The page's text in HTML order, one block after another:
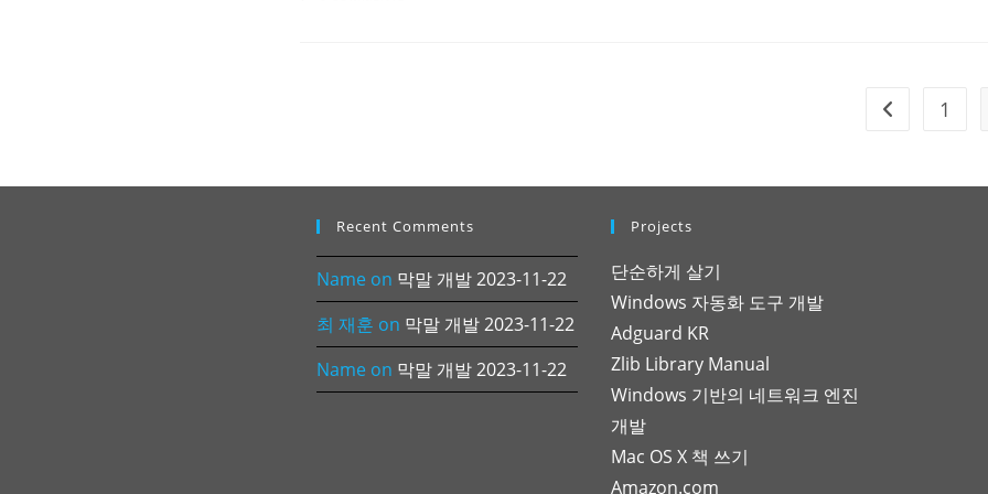
Go to the
1
Recent Comments
Name on 막말 개발 2023-11-22
최 재훈 on 막말 개발 2023-11-22
Name on 막말 개발 2023-11-22
Projects
단순하게 살기
Windows 자동화 도구 개발
Adguard KR
Zlib Library Manual
Windows 기반의 네트워크 엔진
개발
Mac OS X 책 쓰기
Amazon.com